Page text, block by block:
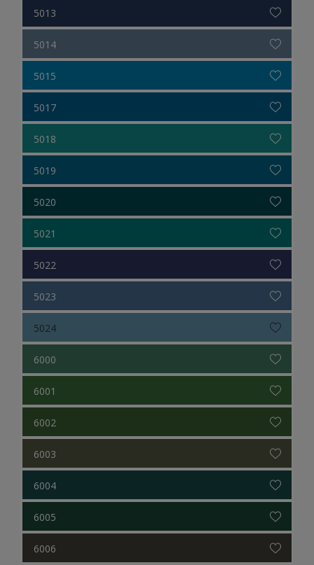
5013
5014
5015
5017
5018
5019
5020
5021
5022
5023
5024
6000
6001
6002
6003
6004
6005
6006